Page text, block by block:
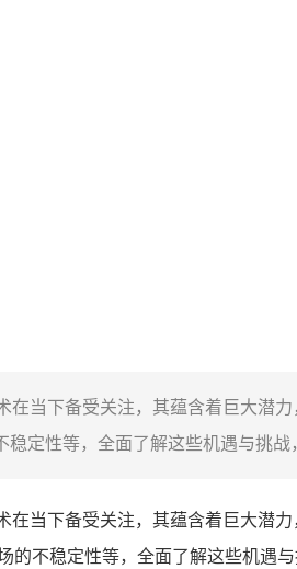
当下备受关注，其蕴含着巨大潜
定性等，全面了解这些机遇与挑战
当下备受关注，其蕴含着巨大潜
不稳定性等，全面了解这些机遇